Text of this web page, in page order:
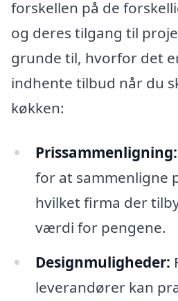
forskellen på de
og deres tilgang til
grunde til, hvorfor det
indhente tilbud når du
køkken:
Prissammenligning:
for at sammenligne
hvilket firma der
værdi for pengene.
Designmuligheder:
leverandører kan